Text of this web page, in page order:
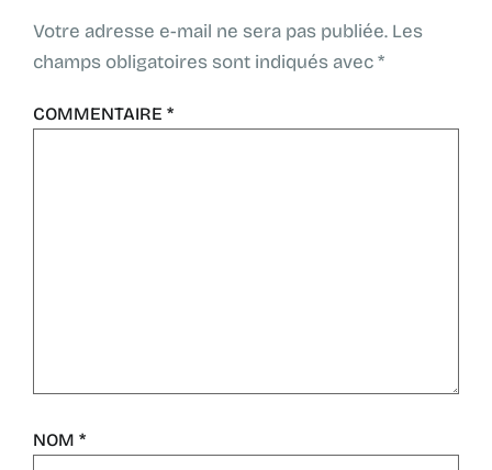
Votre adresse e-mail ne sera pas publiée. Les
champs obligatoires sont indiqués avec*
COMMENTAIRE *
NOM *